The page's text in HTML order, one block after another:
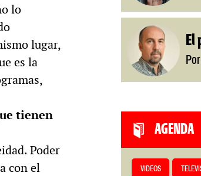
lo
lugar,
es la
tienen
Poder
con el
AGENDA
VIDEOS